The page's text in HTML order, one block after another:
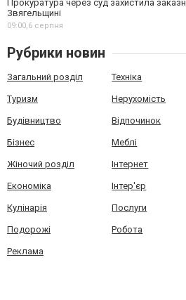
Прокуратура через суд захистила
Звягельщині
09:00,6 серпня
Рубрики новин
Загальний розділ Техніка
Туризм Нерухомість
Будівництво Відпочинок
Бізнес Меблі
Жіночий розділ Інтернет
Економіка Інтер'єр
Кулінарія Послуги
Подорожі Робота
Реклама